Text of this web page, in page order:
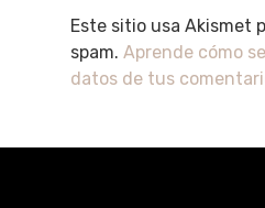
Este sitio usa Akismet
spam. Aprende cómo
datos de tus